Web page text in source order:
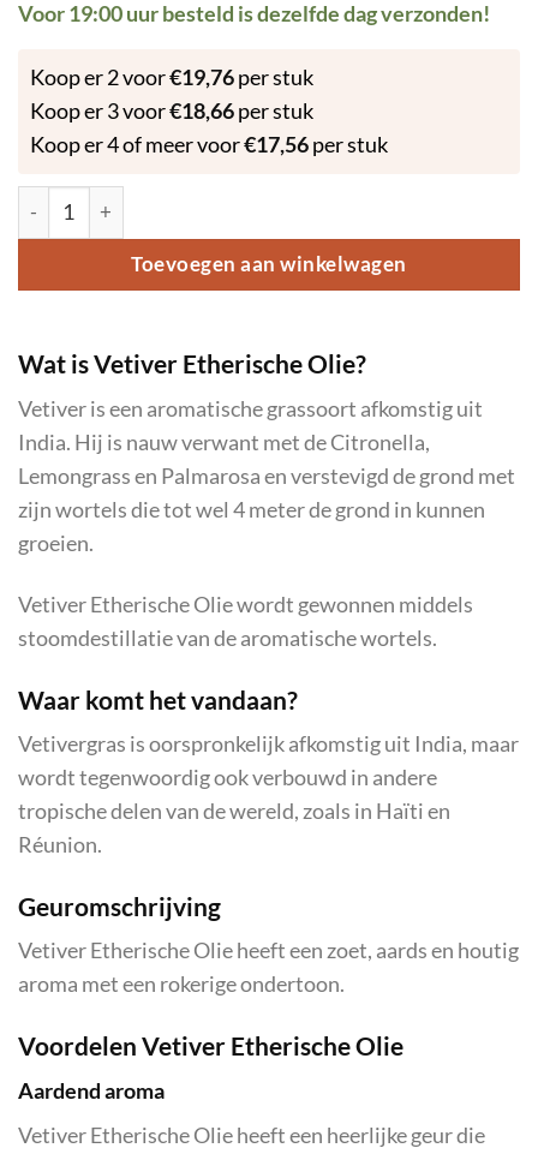
Voor 19:00 uur besteld is dezelfde dag verzonden!
Koop er 2 voor€19,76per stuk
Koop er 3 voor€18,66per stuk
Koop er 4 of meer voor€17,56per stuk
Vetiver - Etherische Olie - 10ml aantal
Toevoegen aan winkelwagen
Wat is Vetiver Etherische Olie?
Vetiver is een aromatische grassoort afkomstig uit
India. Hij is nauw verwant met de Citronella,
Lemongrass en Palmarosa en verstevigd de grond met
zijn wortels die tot wel 4 meter de grond in kunnen
groeien.
Vetiver Etherische Olie wordt gewonnen middels
stoomdestillatie van de aromatische wortels.
Waar komt het vandaan?
Vetivergras is oorspronkelijk afkomstig uit India, maar
wordt tegenwoordig ook verbouwd in andere
tropische delen van de wereld, zoals in Haïti en
Réunion.
Geuromschrijving
Vetiver Etherische Olie heeft een zoet, aards en houtig
aroma met een rokerige ondertoon.
Voordelen Vetiver Etherische Olie
Aardend aroma
Vetiver Etherische Olie heeft een heerlijke geur die